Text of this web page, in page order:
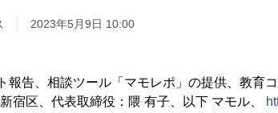
2023年5月9日 10:00
報告、相談ツール「マモレポ」の提供、教育
宿区、代表取締役：隈 有子、以下 マモル、